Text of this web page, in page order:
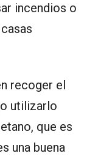
incendios o
recoger el
utilizarlo
que es
una buena